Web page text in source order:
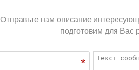
Отправьте нам описание
подготовим для Вас
*